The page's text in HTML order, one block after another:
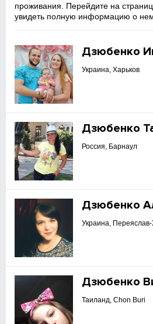
проживания. Перейдите на
увидеть полную информацию о
Дзюбенко
Украина, Харьков
Дзюбенко
Россия, Барнаул
Дзюбенко
Украина,
Дзюбенко
Таиланд, Chon Buri